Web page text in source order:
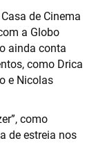
de Cinema
a Globo
ainda conta
como Drica
e Nicolas
como
de estreia nos